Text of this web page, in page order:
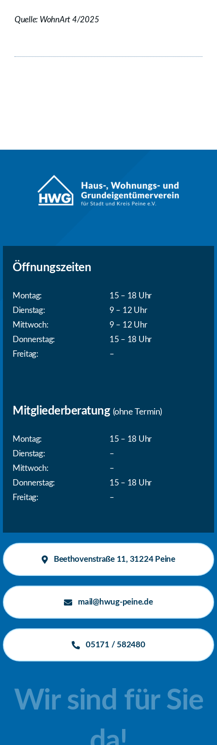
Quelle: WohnArt 4/2025
Öffnungszeiten
Montag:
Dienstag:
Mittwoch:
Donnerstag:
Freitag:
15 – 18 Uhr
9 – 12 Uhr
9 – 12 Uhr
15 – 18 Uhr
–
Mitgliederberatung (ohne Termin)
Montag:
Dienstag:
Mittwoch:
Donnerstag:
Freitag:
15 – 18 Uhr
–
–
15 – 18 Uhr
–
Beethovenstraße 11, 31224 Peine
mail@hwug-peine.de
05171 / 582480
Wir sind für Sie